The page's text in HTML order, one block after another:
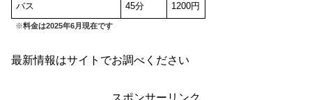
バス 45分 1200円
※料金は2025年6月現在です
最新情報はサイトでお調べください
スポンサーリンク